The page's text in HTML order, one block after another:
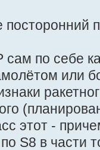
посторонний
сам по себе
или
этот -
S8 в части